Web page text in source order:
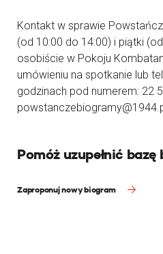
Kontakt w sprawie
(od 10:00 do 14:00) i piątki
osobiście w Pokoju
umówieniu na spotkanie lub
godzinach pod numerem: 22
Pomóż uzupełnić
Zaproponuj nowy biogram